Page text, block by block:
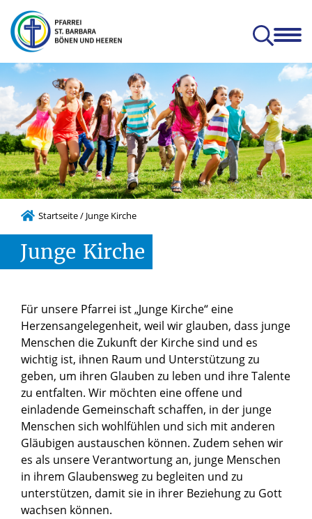
Startseite/ Junge Kirche
Junge Kirche
Für unsere Pfarrei ist „Junge Kirche“ eine
Herzensangelegenheit, weil wir glauben, dass junge
Menschen die Zukunft der Kirche sind und es
wichtig ist, ihnen Raum und Unterstützung zu
geben, um ihren Glauben zu leben und ihre Talente
zu entfalten. Wir möchten eine offene und
einladende Gemeinschaft schaffen, in der junge
Menschen sich wohlfühlen und sich mit anderen
Gläubigen austauschen können. Zudem sehen wir
es als unsere Verantwortung an, junge Menschen
in ihrem Glaubensweg zu begleiten und zu
unterstützen, damit sie in ihrer Beziehung zu Gott
wachsen können.